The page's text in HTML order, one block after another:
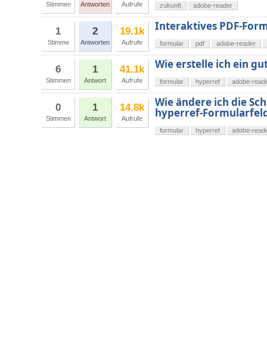
Stimmen Antworten Aufrufe zukunft adobe-reader
1
Stimme
2
Antworten
19.1k
Aufrufe
Interaktives PDF-
formular pdf adobe-reader
6
Stimmen
1
Antwort
41.1k
Aufrufe
Wie erstelle ich ein
formular hyperref adobe-
0
Stimmen
1
Antwort
14.8k
Aufrufe
Wie ändere ich die
hyperref-
formular hyperref adobe-